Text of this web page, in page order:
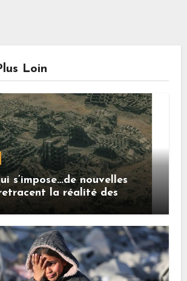
Loin
s’impose…de nouvelles
la réalité des
à Gaza